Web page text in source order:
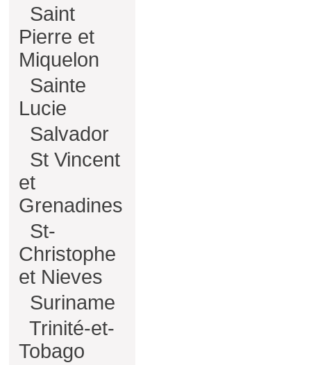
Saint
Pierre et
Miquelon
Sainte
Lucie
Salvador
St Vincent
et
Grenadines
St-
Christophe
et Nieves
Suriname
Trinité-et-
Tobago